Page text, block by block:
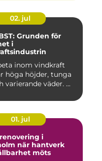
02. jul
Grunden för
i
inom vindkraft
höga höjder, tunga
varierande väder. ...
01. jul
i
möts